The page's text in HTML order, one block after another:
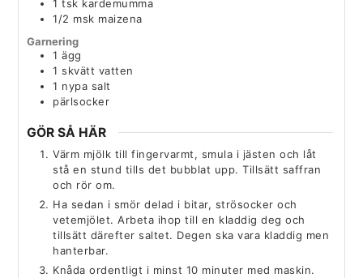
1 tsk kardemumma
1/2 msk maizena
Garnering
1 ägg
1 skvätt vatten
1 nypa salt
pärlsocker
GÖR SÅ HÄR
Värm mjölk till fingervarmt, smula i jästen och låt
stå en stund tills det bubblat upp. Tillsätt saffran
och rör om.
Ha sedan i smör delad i bitar, strösocker och
vetemjölet. Arbeta ihop till en kladdig deg och
tillsätt därefter saltet. Degen ska vara kladdig men
hanterbar.
Knåda ordentligt i minst 10 minuter med maskin.